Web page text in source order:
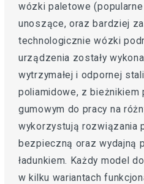
wózki paletowe (popularne
unoszące, oraz bardziej
technologicznie wózki
urządzenia zostały
wytrzymałej i odpornej
poliamidowe, z bieżnikiem
gumowym do pracy na
wykorzystują rozwiązania
bezpieczną oraz wydajną
ładunkiem. Każdy model
w kilku wariantach